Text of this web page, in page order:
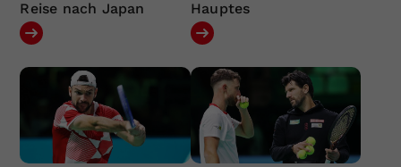
Reise nach Japan
Hauptes